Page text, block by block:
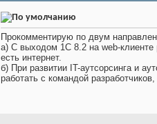
Прокомментирую по двум
а) С выходом 1С 8.2 на web-клиенте
есть интернет.
б) При развитии IT-аутсорсинга и
работать с командой